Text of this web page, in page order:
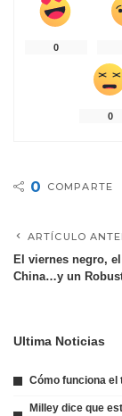
0
0
0 COMPARTE
ARTÍCULO
El viernes negro,
China…y un
Ultima Noticias
Cómo funciona el
Milley dice que